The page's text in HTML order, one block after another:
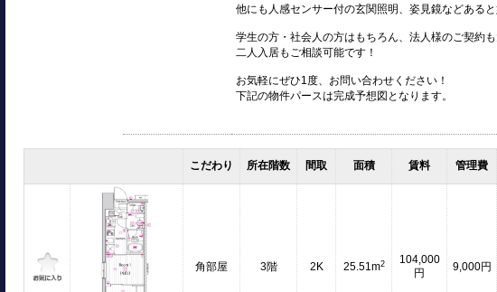
他にも人感センサー付の玄関照明、姿見鏡などある
学生の方・社会人の方はもちろん、法人様のご契約も
二人入居もご相談可能です！
お気軽にぜひ1度、お問い合わせください！
下記の物件パースは完成予想図となります。
こだわり 所在階数 間取 面積 賃料 管理費
角部屋 3階 2K 25.51m2
104,000
円
9,000円